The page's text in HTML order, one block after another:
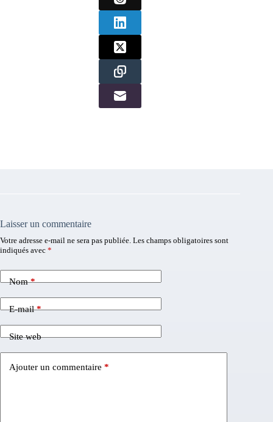
Laisser un commentaire
Votre adresse e-mail ne sera pas publiée. Les champs obligatoires sont
indiqués avec *
Nom*
E-mail*
Site web
Ajouter un commentaire *